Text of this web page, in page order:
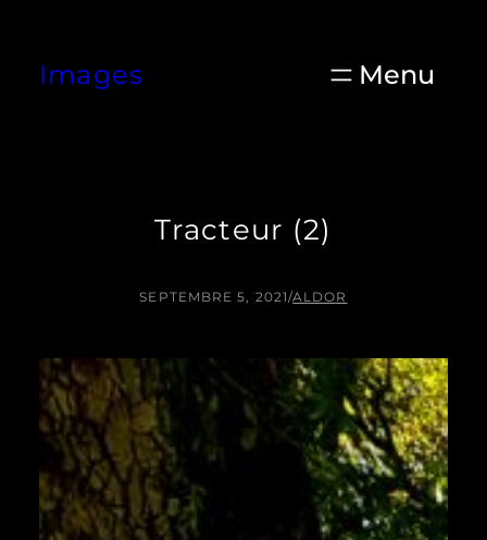
contenu
Images
Tracteur (2)
SEPTEMBRE 5, 2021/ALDOR